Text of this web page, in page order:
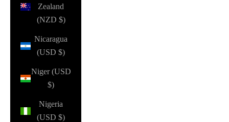
Zealand
(NZD $)
Nicaragua
(USD $)
Niger (USD
$)
Nigeria
(USD $)